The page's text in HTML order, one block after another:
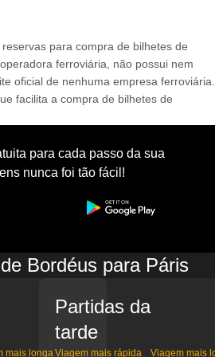
para compra de bilhetes de
ferroviária, não possui nem
oficial de nenhuma empresa ferroviária.
facilita a compra de bilhetes de
para cada passo da sua
nunca foi tão fácil!
Bordéus para Páris
mais longa
Partidas da
tarde
Viagem mais rápida Viagem mais